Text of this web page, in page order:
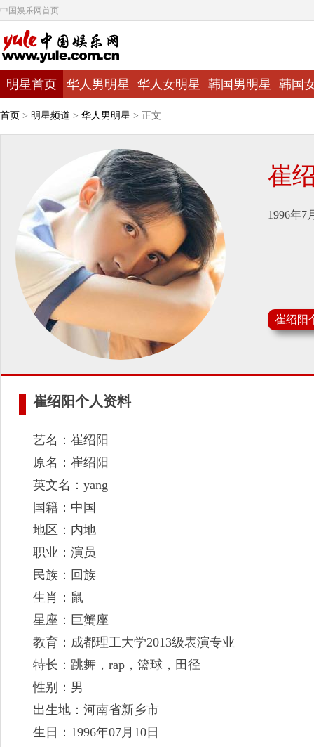
中国娱乐网首页
明星首页 华人男明星 华人女明星 韩国男明星 韩国
首页 > 明星频道 > 华人男明星 > 正文
崔
1996年7
崔绍阳
崔绍阳个人资料
艺名：崔绍阳
原名：崔绍阳
英文名：yang
国籍：中国
地区：内地
职业：演员
民族：回族
生肖：鼠
星座：巨蟹座
教育：成都理工大学2013级表演专业
特长：跳舞，rap，篮球，田径
性别：男
出生地：河南省新乡市
生日：1996年07月10日